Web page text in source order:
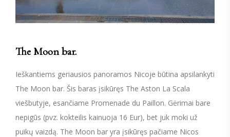
The Moon bar.
Ieškantiems geriausios panoramos Nicoje būtina apsilankyti
The Moon bar. Šis baras įsikūręs The Aston La Scala
viešbutyje, esančiame Promenade du Paillon. Gėrimai bare
nepigūs (pvz. kokteilis kainuoja 16 Eur), bet juk moki už
puikų vaizdą. The Moon bar yra įsikūręs pačiame Nicos